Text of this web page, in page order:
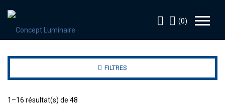
(0)
FILTRES
1–16 résultat(s) de 48